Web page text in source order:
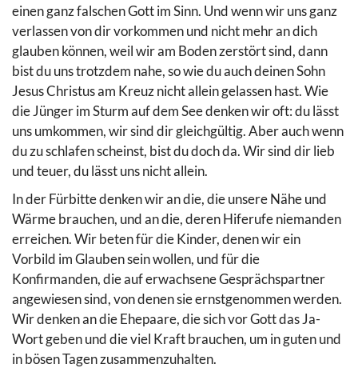
einen ganz falschen Gott im Sinn. Und wenn wir uns ganz
verlassen von dir vorkommen und nicht mehr an dich
glauben können, weil wir am Boden zerstört sind, dann
bist du uns trotzdem nahe, so wie du auch deinen Sohn
Jesus Christus am Kreuz nicht allein gelassen hast. Wie
die Jünger im Sturm auf dem See denken wir oft: du lässt
uns umkommen, wir sind dir gleichgültig. Aber auch wenn
du zu schlafen scheinst, bist du doch da. Wir sind dir lieb
und teuer, du lässt uns nicht allein.
In der Fürbitte denken wir an die, die unsere Nähe und
Wärme brauchen, und an die, deren Hiferufe niemanden
erreichen. Wir beten für die Kinder, denen wir ein
Vorbild im Glauben sein wollen, und für die
Konfirmanden, die auf erwachsene Gesprächspartner
angewiesen sind, von denen sie ernstgenommen werden.
Wir denken an die Ehepaare, die sich vor Gott das Ja-
Wort geben und die viel Kraft brauchen, um in guten und
in bösen Tagen zusammenzuhalten.